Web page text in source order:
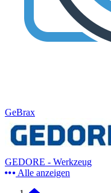
GeBrax
GEDORE - Werkzeug
Alle anzeigen